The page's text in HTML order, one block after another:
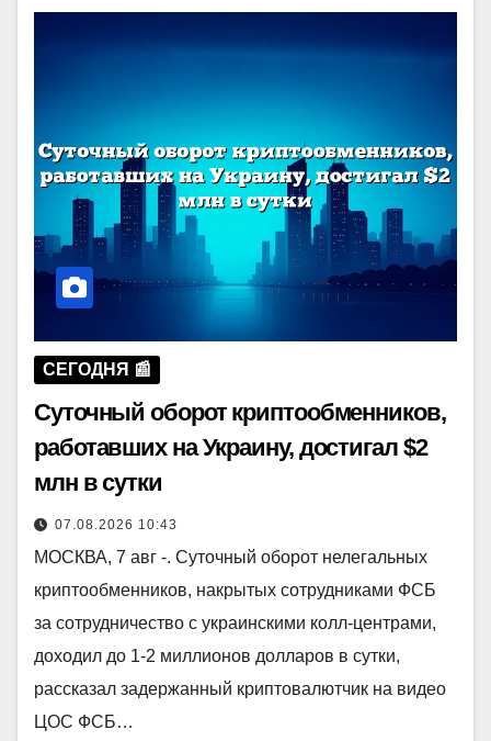
СЕГОДНЯ 📰
Суточный оборот криптообменников,
работавших на Украину, достигал $2
млн в сутки
07.08.2026 10:43
МОСКВА, 7 авг -. Суточный оборот нелегальных
криптообменников, накрытых сотрудниками ФСБ
за сотрудничество с украинскими колл-центрами,
доходил до 1-2 миллионов долларов в сутки,
рассказал задержанный криптовалютчик на видео
ЦОС ФСБ…